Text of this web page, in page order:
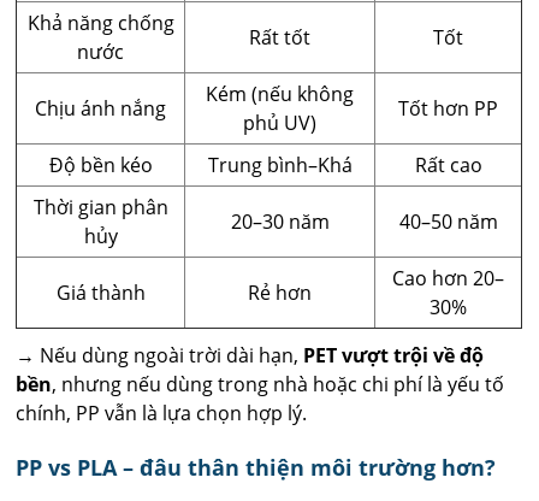
Khả năng chống
nước
Rất tốt Tốt
Chịu ánh nắng
Kém (nếu không
phủ UV)
Tốt hơn PP
Độ bền kéo Trung bình–Khá
Rất cao
Thời gian phân
hủy
20–30 năm 40–50 năm
Giá thành Rẻ hơn
Cao hơn 20–
30%
→ Nếu dùng ngoài trời dài hạn, PET vượt trội về độ
bền, nhưng nếu dùng trong nhà hoặc chi phí là yếu tố
chính, PP vẫn là lựa chọn hợp lý.
PP vs PLA – đâu thân thiện môi trường hơn?